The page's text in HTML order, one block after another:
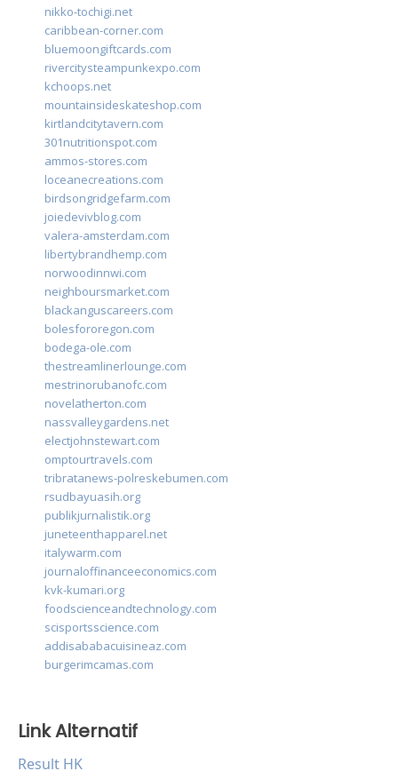
nikko-tochigi.net
caribbean-corner.com
bluemoongiftcards.com
rivercitysteampunkexpo.com
kchoops.net
mountainsideskateshop.com
kirtlandcitytavern.com
301nutritionspot.com
ammos-stores.com
loceanecreations.com
birdsongridgefarm.com
joiedevivblog.com
valera-amsterdam.com
libertybrandhemp.com
norwoodinnwi.com
neighboursmarket.com
blackanguscareers.com
bolesfororegon.com
bodega-ole.com
thestreamlinerlounge.com
mestrinorubanofc.com
novelatherton.com
nassvalleygardens.net
electjohnstewart.com
omptourtravels.com
tribratanews-polreskebumen.com
rsudbayuasih.org
publikjurnalistik.org
juneteenthapparel.net
italywarm.com
journaloffinanceeconomics.com
kvk-kumari.org
foodscienceandtechnology.com
scisportsscience.com
addisababacuisineaz.com
burgerimcamas.com
Link Alternatif
Result HK